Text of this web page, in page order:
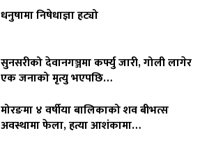
धनुषामा निषेधाज्ञा हट्यो
सुनसरीको देवानगञ्जमा कर्फ्यु जारी, गोली लागेर
एक जनाको मृत्यु भएपछि…
मोरङमा ४ वर्षीया बालिकाको शव बीभत्स
अवस्थामा फेला, हत्या आशंकामा…